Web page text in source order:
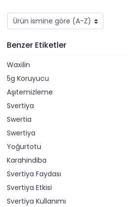
Benzer Etiketler
Waxilin
5g Koruyucu
Aşıtemizleme
Svertiya
Swertia
Swertiya
Yoğurtotu
Karahindiba
Svertiya Faydası
Svertiya Etkisi
Svertiya Kullanımı